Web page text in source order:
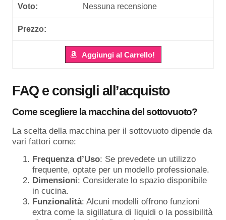
Nessuna recensione
Aggiungi al Carrello!
FAQ e consigli all’acquisto
Come scegliere la macchina del sottovuoto?
La scelta della macchina per il sottovuoto dipende da
vari fattori come:
Frequenza d’Uso: Se prevedete un utilizzo
frequente, optate per un modello professionale.
Dimensioni: Considerate lo spazio disponibile
in cucina.
Funzionalità: Alcuni modelli offrono funzioni
extra come la sigillatura di liquidi o la possibilità